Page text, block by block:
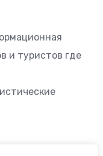
и туристов где